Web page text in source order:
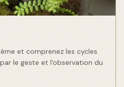
et comprenez les cycles
le geste et l'observation du